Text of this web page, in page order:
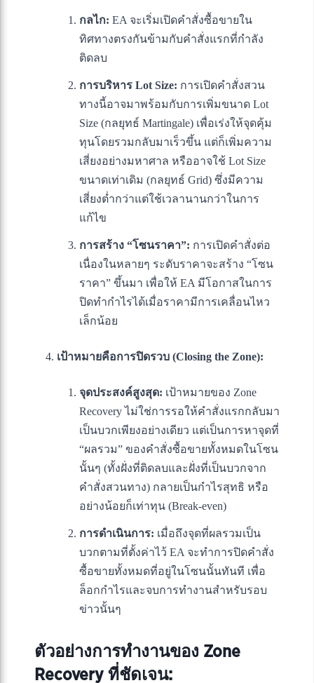
กลไก: EA จะเริ่มเปิดคำสั่งซื้อขายใน
ทิศทางตรงกันข้ามกับคำสั่งแรกที่กำลัง
ติดลบ
การบริหาร Lot Size: การเปิดคำสั่งสวน
ทางนี้อาจมาพร้อมกับการเพิ่มขนาด Lot
Size (กลยุทธ์ Martingale) เพื่อเร่งให้จุดคุ้ม
ทุนโดยรวมกลับมาเร็วขึ้น แต่ก็เพิ่มความ
เสี่ยงอย่างมหาศาล หรืออาจใช้ Lot Size
ขนาดเท่าเดิม (กลยุทธ์ Grid) ซึ่งมีความ
เสี่ยงต่ำกว่าแต่ใช้เวลานานกว่าในการ
แก้ไข
การสร้าง “โซนราคา”: การเปิดคำสั่งต่อ
เนื่องในหลายๆ ระดับราคาจะสร้าง “โซน
ราคา” ขึ้นมา เพื่อให้ EA มีโอกาสในการ
ปิดทำกำไรได้เมื่อราคามีการเคลื่อนไหว
เล็กน้อย
เป้าหมายคือการปิดรวบ (Closing the Zone):
จุดประสงค์สูงสุด: เป้าหมายของ Zone
Recovery ไม่ใช่การรอให้คำสั่งแรกกลับมา
เป็นบวกเพียงอย่างเดียว แต่เป็นการหาจุดที่
“ผลรวม” ของคำสั่งซื้อขายทั้งหมดในโซน
นั้นๆ (ทั้งฝั่งที่ติดลบและฝั่งที่เป็นบวกจาก
คำสั่งสวนทาง) กลายเป็นกำไรสุทธิ หรือ
อย่างน้อยก็เท่าทุน (Break-even)
การดำเนินการ: เมื่อถึงจุดที่ผลรวมเป็น
บวกตามที่ตั้งค่าไว้ EA จะทำการปิดคำสั่ง
ซื้อขายทั้งหมดที่อยู่ในโซนนั้นทันที เพื่อ
ล็อกกำไรและจบการทำงานสำหรับรอบ
ข่าวนั้นๆ
ตัวอย่างการทำงานของ Zone
Recovery ที่ชัดเจน: